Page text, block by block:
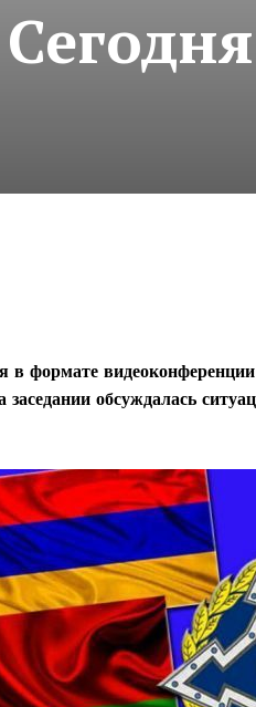
в формате видеоконференции
обсуждалась